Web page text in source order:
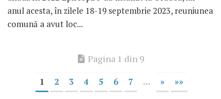
anul acesta, în zilele 18-19 septembrie 2023, reuniunea
comună a avut loc...
Pagina 1 din 9
1 2 3 4 5 6 7 ... » »»